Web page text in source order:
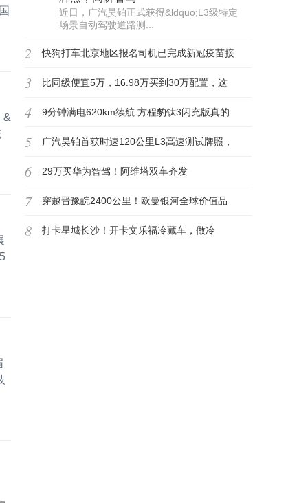
&
近日，广汽昊铂正式获得&ldquo;L3级特定
场景自动驾驶道路测...
2 快狗打车北京地区报名司机已完成新冠疫苗接
种
3 比同级便宜5万，16.98万买到30万配置，这
台方盒子绝了
4 9分钟满电620km续航 方程豹钛3闪充版真的
猛
5 广汽昊铂首获时速120公里L3高速测试牌照，
高阶智驾迈入
6 29万买华为智驾！阿维塔双车齐发
7 穿越晋豫皖2400公里！欧曼银河全球价值品
鉴之旅（纯电篇）煤
8 打卡星城长沙！开卡文乐福冷藏车，做冷